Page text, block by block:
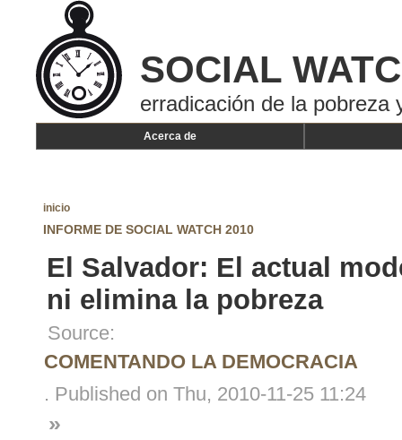
SOCIAL
erradicación de la pobreza
Acerca de
inicio
INFORME DE SOCIAL WATCH 2010
El Salvador: El actual
ni elimina la pobreza
Source:
COMENTANDO LA DEMOCRACIA
. Published on Thu, 2010-11-25 11:24
»